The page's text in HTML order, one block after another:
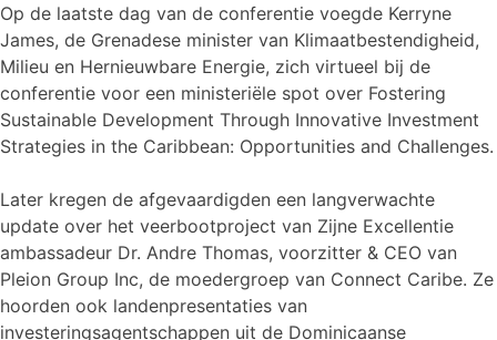
Op de laatste dag van de conferentie voegde Kerryne
James, de Grenadese minister van Klimaatbestendigheid,
Milieu en Hernieuwbare Energie, zich virtueel bij de
conferentie voor een ministeriële spot over Fostering
Sustainable Development Through Innovative Investment
Strategies in the Caribbean: Opportunities and Challenges.
Later kregen de afgevaardigden een langverwachte
update over het veerbootproject van Zijne Excellentie
ambassadeur Dr. Andre Thomas, voorzitter & CEO van
Pleion Group Inc, de moedergroep van Connect Caribe. Ze
hoorden ook landenpresentaties van
investeringsagentschappen uit de Dominicaanse